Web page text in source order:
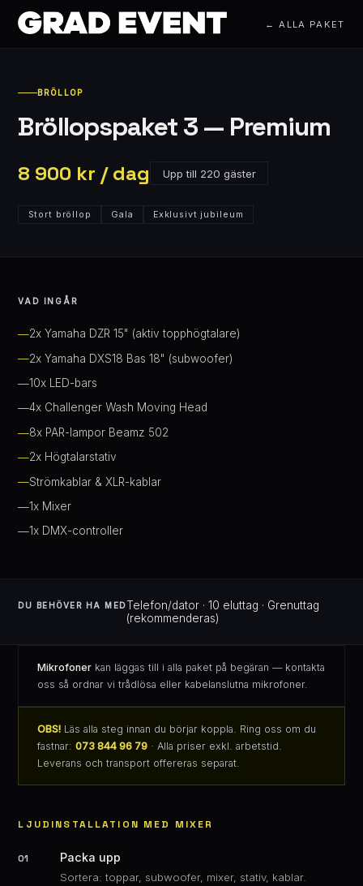
← ALLA PAKET
BRÖLLOP
Bröllopspaket 3 — Premium
8 900 kr / dag Upp till 220 gäster
Stort bröllop Gala Exklusivt jubileum
VAD INGÅR
2x Yamaha DZR 15" (aktiv topphögtalare)
2x Yamaha DXS18 Bas 18" (subwoofer)
10x LED-bars
4x Challenger Wash Moving Head
8x PAR-lampor Beamz 502
2x Högtalarstativ
Strömkablar & XLR-kablar
1x Mixer
1x DMX-controller
DU BEHÖVER HA MEDTelefon/dator · 10 eluttag · Grenuttag
(rekommenderas)
Mikrofonerkan läggas till i alla paket på begäran — kontakta
oss så ordnar vi trådlösa eller kabelanslutna mikrofoner.
OBS!Läs alla steg innan du börjar koppla. Ring oss om du
fastnar: 073 844 96 79· Alla priser exkl. arbetstid.
Leverans och transport offereras separat.
LJUDINSTALLATION MED MIXER
01 Packa upp
Sortera: toppar, subwoofer, mixer, stativ, kablar.